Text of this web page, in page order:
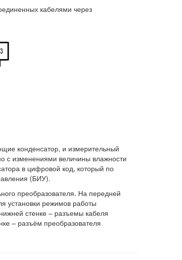
кабелями через
конденсатор, и измерительный
с изменениями величины влажности
в цифровой код, который по
(БИУ).
преобразователя. На передней
установки режимов работы
стенке – разъемы кабеля
– разъём преобразователя